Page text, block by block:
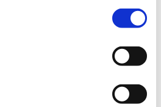
wenn diese für den Betrieb
sind. Für alle anderen
im Alltag